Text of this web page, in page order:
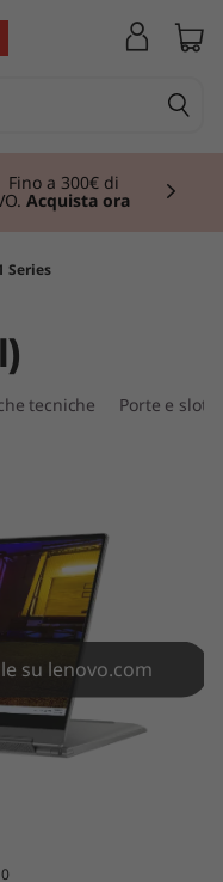
Fino a 300€ di
Acquista ora
Series
tecniche Porte e slot
su lenovo.com